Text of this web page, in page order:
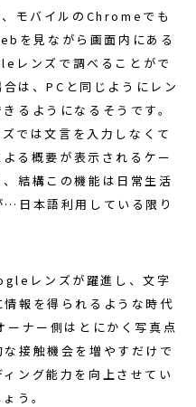
モバイルのChromeでも
を見ながら画面内にある
レンズで調べることがで
は、PCと同じようにレン
るようになるそうです。
では文言を入力しなくて
る概要が表示されるケー
結構この機能は日常生活
日本語利用している限り
レンズが躍進し、文字
報を得られるような時代
ナー側はとにかく写真点
接触機会を増やすだけで
ング能力を向上させてい
う。